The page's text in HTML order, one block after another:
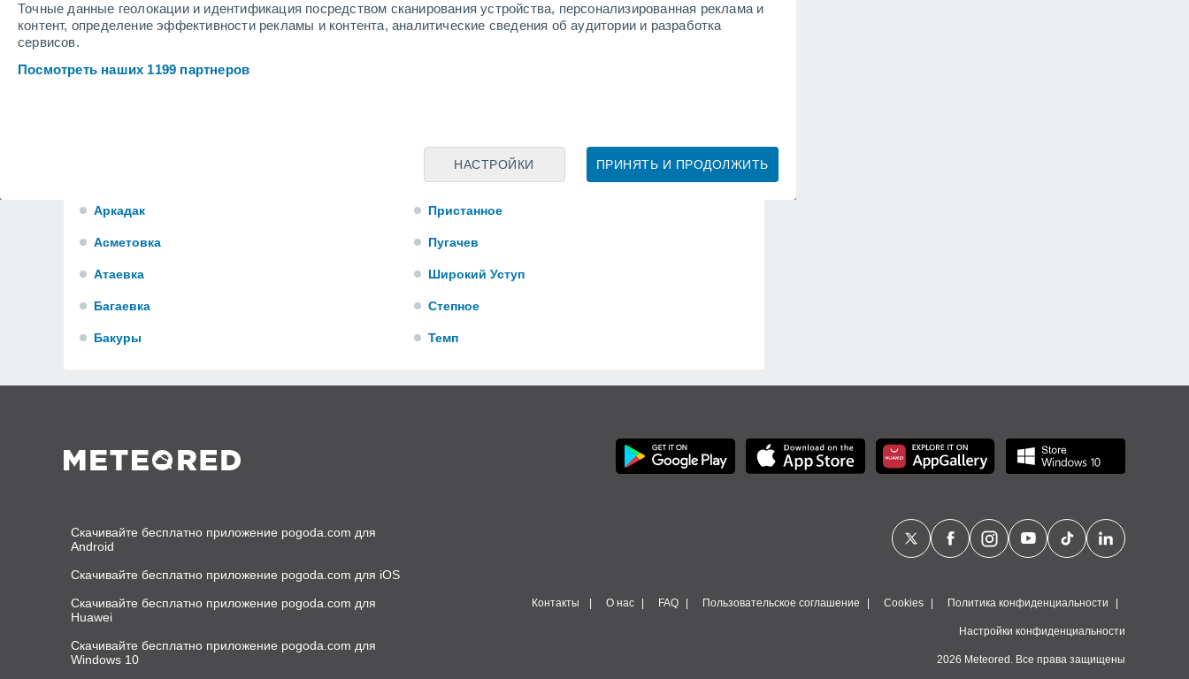
Точные данные геолокации и идентификация посредством сканирования устройства, персонализированная реклама и
контент, определение эффективности рекламы и контента, аналитические сведения об аудитории и разработка
сервисов.
Посмотреть наших 1199 партнеров
ПРИНЯТЬ И ПРОДОЛЖИТЬ
НАСТРОЙКИ
Анастасьино
Аркадак
Асметовка
Атаевка
Багаевка
Бакуры
Березовка
Черный Затон
Пристанное
Пугачев
Широкий Уступ
Степное
Темп
Скачивайте бесплатно приложение pogoda.com для
Android
Скачивайте бесплатно приложение pogoda.com для iOS
Скачивайте бесплатно приложение pogoda.com для
Huawei
Скачивайте бесплатно приложение pogoda.com для
Windows 10
Контакты О нас FAQ Пользовательское соглашение Cookies Политика конфиденциальности
Настройки конфиденциальности
2026 Meteored. Все права защищены